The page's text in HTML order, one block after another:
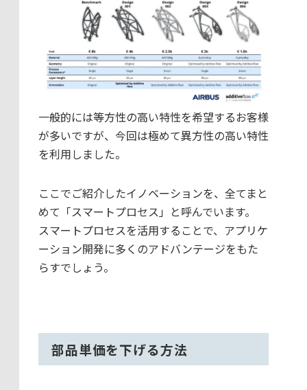
一般的には等方性の高い特性を希望するお客様
が多いですが、今回は極めて異方性の高い特性
を利用しました。
ここでご紹介したイノベーションを、全てまと
めて「スマートプロセス」と呼んでいます。
スマートプロセスを活用することで、アプリケ
ーション開発に多くのアドバンテージをもた
らすでしょう。
部品単価を下げる方法